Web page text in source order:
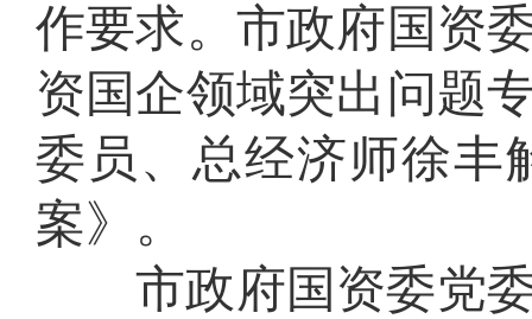
作要求。市政府国资
资国企领域突出问题
委员、总经济师徐丰
案》。
市政府国资委党